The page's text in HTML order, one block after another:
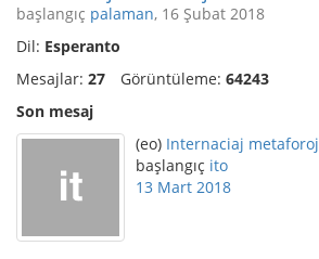
başlangıç palaman, 16 Şubat 2018
Dil: Esperanto
Mesajlar: 27 Görüntüleme: 64243
Son mesaj
(eo) Internaciaj metaforoj
başlangıç ito
13 Mart 2018